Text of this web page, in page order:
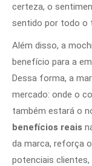
certeza, o
sentido por todo o
Além disso, a
benefício para a
Dessa forma, a
mercado: onde o
também estará o
benefícios reais
da marca, reforça
potenciais clientes,